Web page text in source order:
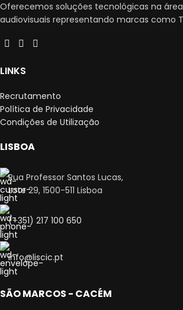
Oferecemos soluções tecnológicas na
audiovisuais representando marcas como
LINKS
Recrutamento
Política de Privacidade
Condições de Utilização
LISBOA
Rua Professor Santos Lucas,
Lote 29, 1500-511 Lisboa
(+351) 217 100 650
info@liscic.pt
SÃO MARCOS - CACÉM